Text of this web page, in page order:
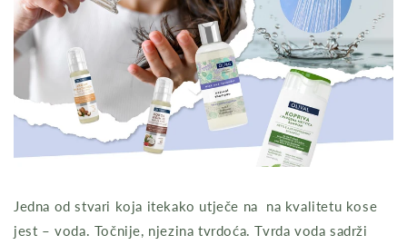
Jedna od stvari koja itekako utječe na na kvalitetu kose
jest – voda. Točnije, njezina tvrdoća. Tvrda voda sadrži